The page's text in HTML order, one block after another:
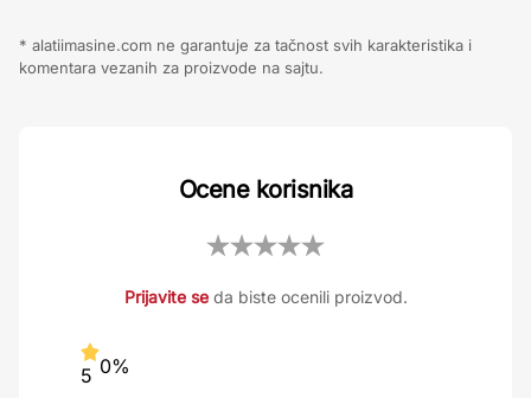
* alatiimasine.com ne garantuje za tačnost svih karakteristika i
komentara vezanih za proizvode na sajtu.
Ocene korisnika
Prijavite seda biste ocenili proizvod.
5 0%